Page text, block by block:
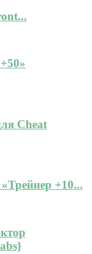
Cheat
+10...